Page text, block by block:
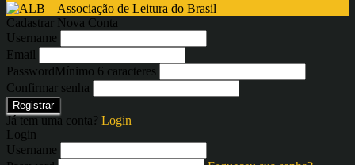
Cadastrar Nova Conta
Username
Email
PasswordMínimo 6 caracteres
Confirmar senha
Registrar
Já tem uma conta? Login
Login
Username